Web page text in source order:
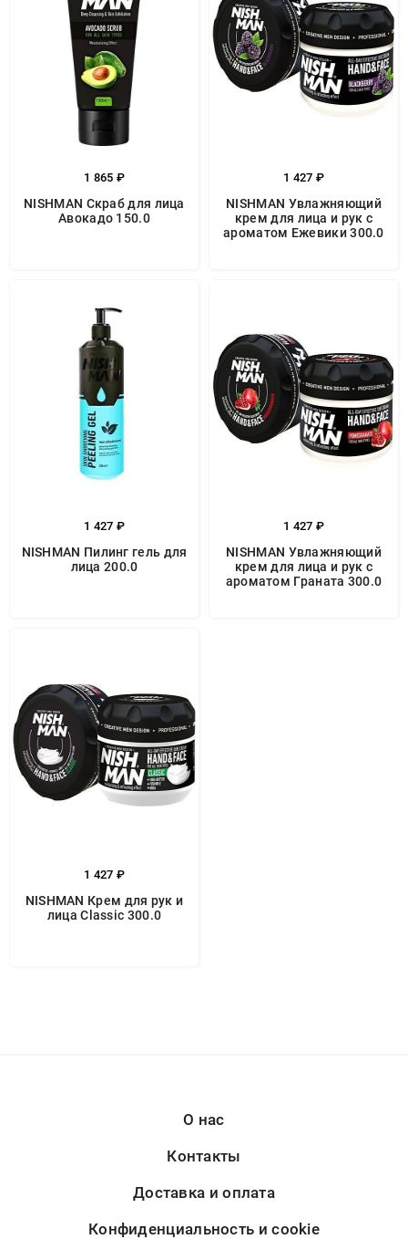
1 865 ₽
NISHMAN Скраб для лица
Авокадо 150.0
1 427 ₽
NISHMAN Увлажняющий
крем для лица и рук с
ароматом Ежевики 300.0
1 427 ₽
NISHMAN Пилинг гель для
лица 200.0
1 427 ₽
NISHMAN Увлажняющий
крем для лица и рук с
ароматом Граната 300.0
1 427 ₽
NISHMAN Крем для рук и
лица Classic 300.0
О нас
Контакты
Доставка и оплата
Конфиденциальность и cookie